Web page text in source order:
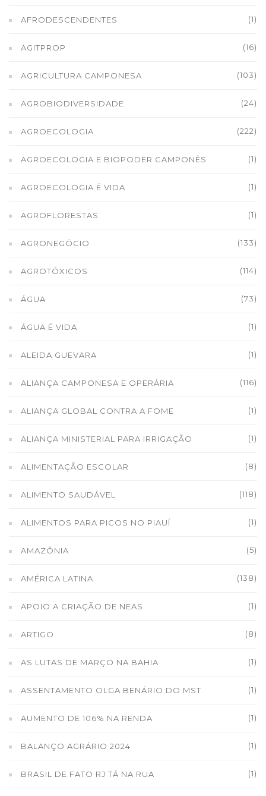
AFRODESCENDENTES (1)
AGITPROP (16)
AGRICULTURA CAMPONESA (103)
AGROBIODIVERSIDADE (24)
AGROECOLOGIA (222)
AGROECOLOGIA E BIOPODER CAMPONÊS (1)
AGROECOLOGIA É VIDA (1)
AGROFLORESTAS (1)
AGRONEGÓCIO (133)
AGROTÓXICOS (114)
ÁGUA (73)
ÁGUA É VIDA (1)
ALEIDA GUEVARA (1)
ALIANÇA CAMPONESA E OPERÁRIA (116)
ALIANÇA GLOBAL CONTRA A FOME (1)
ALIANÇA MINISTERIAL PARA IRRIGAÇÃO (1)
ALIMENTAÇÃO ESCOLAR (8)
ALIMENTO SAUDÁVEL (118)
ALIMENTOS PARA PICOS NO PIAUÍ (1)
AMAZÔNIA (5)
AMÉRICA LATINA (138)
APOIO A CRIAÇÃO DE NEAS (1)
ARTIGO (8)
AS LUTAS DE MARÇO NA BAHIA (1)
ASSENTAMENTO OLGA BENÁRIO DO MST (1)
AUMENTO DE 106% NA RENDA (1)
BALANÇO AGRÁRIO 2024 (1)
BRASIL DE FATO RJ TÁ NA RUA (1)